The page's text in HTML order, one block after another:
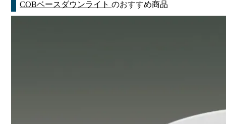
COBベースダウンライトのおすすめ商品